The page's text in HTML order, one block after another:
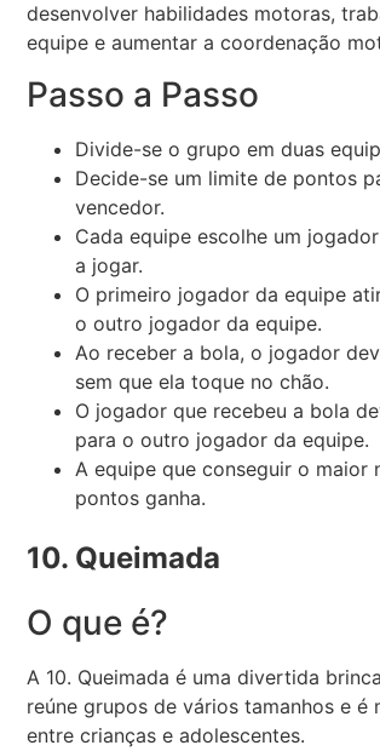
desenvolver habilidades motoras,
equipe e aumentar a coordenação
Passo a Passo
Divide-se o grupo em duas
Decide-se um limite de pontos
vencedor.
Cada equipe escolhe um
a jogar.
O primeiro jogador da equipe
o outro jogador da equipe.
Ao receber a bola, o jogador
sem que ela toque no chão.
O jogador que recebeu a bola
para o outro jogador da equipe.
A equipe que conseguir o maior
pontos ganha.
10. Queimada
O que é?
A 10. Queimada é uma divertida
reúne grupos de vários tamanhos e é
entre crianças e adolescentes.